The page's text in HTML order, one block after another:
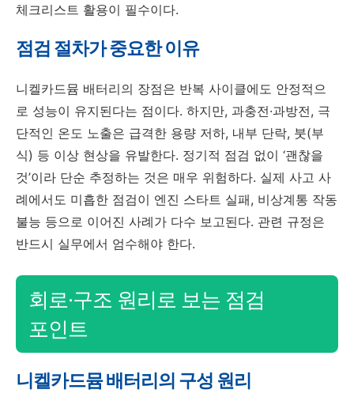
체크리스트 활용이 필수이다.
점검 절차가 중요한 이유
니켈카드뮴 배터리의 장점은 반복 사이클에도 안정적으
로 성능이 유지된다는 점이다. 하지만, 과충전·과방전, 극
단적인 온도 노출은 급격한 용량 저하, 내부 단락, 붓(부
식) 등 이상 현상을 유발한다. 정기적 점검 없이 ‘괜찮을
것’이라 단순 추정하는 것은 매우 위험하다. 실제 사고 사
례에서도 미흡한 점검이 엔진 스타트 실패, 비상계통 작동
불능 등으로 이어진 사례가 다수 보고된다. 관련 규정은
반드시 실무에서 엄수해야 한다.
회로·구조 원리로 보는 점검
포인트
니켈카드뮴 배터리의 구성 원리